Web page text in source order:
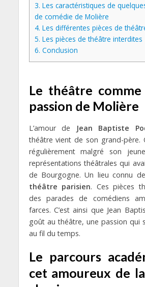
3. Les caractéristiques de
de comédie de Molière
4. Les différentes pièces de
5. Les pièces de théâtre interdites
6. Conclusion
Le théâtre
passion de Molière
L’amour de Jean Baptiste
théâtre vient de son grand-père.
régulièrement malgré son
représentations théâtrales qui
de Bourgogne. Un lieu connu
théâtre parisien. Ces pièces
des parades de comédiens
farces. C’est ainsi que Jean
goût au théâtre, une passion qui
au fil du temps.
Le parcours
cet amoureux de